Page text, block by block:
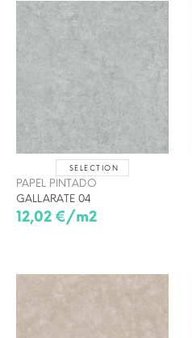
SELECTION
PAPEL PINTADO
GALLARATE 04
12,02 €/m2